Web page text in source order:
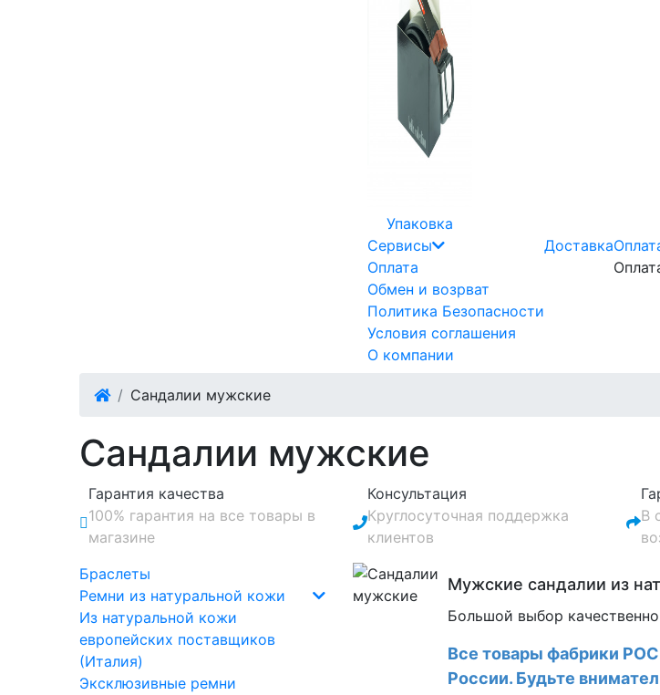
Упаковка
Сервисы
Оплата
Обмен и возрват
Политика Безопасности
Условия соглашения
Доставка
О компании
Сандалии мужские
Сандалии мужские
Гарантия качества
100% гарантия на все товары в
магазине
Консультация
Круглосуточная поддержка
клиентов
В
Браслеты
Ремни из натуральной кожи
Из натуральной кожи
европейских поставщиков
(Италия)
Эксклюзивные ремни
Мужские сандалии из
Большой выбор
Все товары фабрики
России. Будьте